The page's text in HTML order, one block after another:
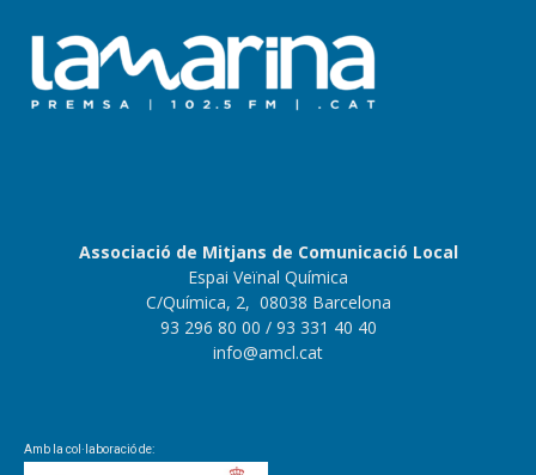
Associació de Mitjans de Comunicació Local
Espai Veïnal Química
C/Química, 2, 08038 Barcelona
93 296 80 00 / 93 331 40 40
info@amcl.cat
Amb la col·laboració de: